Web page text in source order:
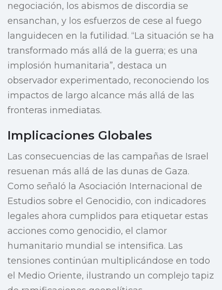
negociación, los abismos de discordia se
ensanchan, y los esfuerzos de cese al fuego
languidecen en la futilidad. “La situación se ha
transformado más allá de la guerra; es una
implosión humanitaria”, destaca un
observador experimentado, reconociendo los
impactos de largo alcance más allá de las
fronteras inmediatas.
Implicaciones Globales
Las consecuencias de las campañas de Israel
resuenan más allá de las dunas de Gaza.
Como señaló la Asociación Internacional de
Estudios sobre el Genocidio, con indicadores
legales ahora cumplidos para etiquetar estas
acciones como genocidio, el clamor
humanitario mundial se intensifica. Las
tensiones continúan multiplicándose en todo
el Medio Oriente, ilustrando un complejo tapiz